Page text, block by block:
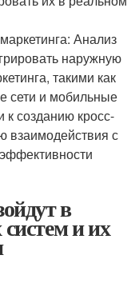
Анализ
наружную
такими как
сети и мобильные
созданию кросс-
взаимодействия с
в
и их